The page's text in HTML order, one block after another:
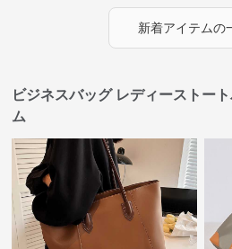
新着アイテムの
ビジネスバッグ レディーストー
ム